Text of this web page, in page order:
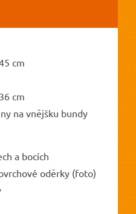
cm
cm
na vnějšku bundy
a bocích
oděrky (foto)